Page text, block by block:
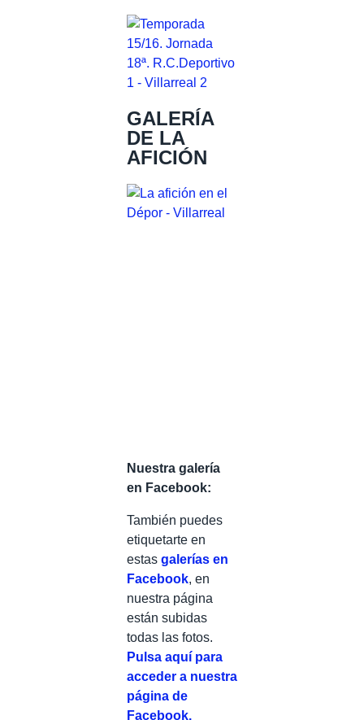
GALERÍA
DE LA
AFICIÓN
Nuestra galería
en Facebook:
También puedes
etiquetarte en
estas galerías en
Facebook, en
nuestra página
están subidas
todas las fotos.
Pulsa aquí para
acceder a nuestra
página de
Facebook.